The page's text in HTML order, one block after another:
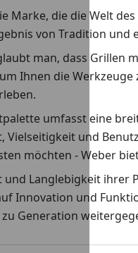
Marke, die die Welt
von Tradition
man, dass Grillen
Ihnen die
umfasst eine
Vielseitigkeit und
möchten - Weber
und Langlebigkeit ihrer
Innovation und
Generation